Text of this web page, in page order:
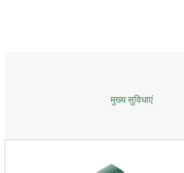
मुख्य सुविधाएं